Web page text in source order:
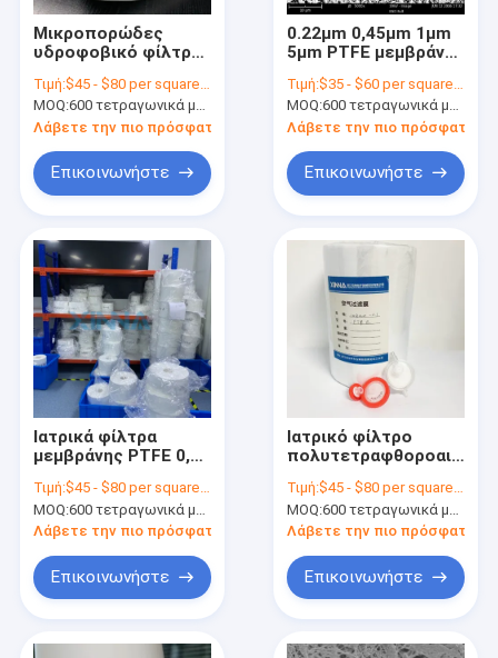
Μικροπορώδες
υδροφοβικό φίλτρο
επικαλυμμένο για
πύλες προστασίας
Τιμή:$45 - $80 per square meter
MOQ:600 τετραγωνικά μέτρα
Λάβετε την πιο πρόσφατη τιμή
Επικοινωνήστε
0.22μm 0,45μm 1μm
5μm PTFE μεμβράνη
αντοχή
Τιμή:$35 - $60 per square meter
MOQ:600 τετραγωνικά μέτρα
Λάβετε την πιο πρόσφατη
Επικοινωνήστε
Ιατρικά φίλτρα
μεμβράνης PTFE 0,22
στήριξη
υποστήριξης
Τιμή:$45 - $80 per square meter
MOQ:600 τετραγωνικά μέτρα
Λάβετε την πιο πρόσφατη τιμή
Επικοινωνήστε
Ιατρικό φίλτρο
μεμβράνη PTFE
μεγέθους πόρων 0,1
μm
Τιμή:$45 - $80 per square meter
MOQ:600 τετραγωνικά μέτρα
Λάβετε την πιο πρόσφατη
Επικοινωνήστε